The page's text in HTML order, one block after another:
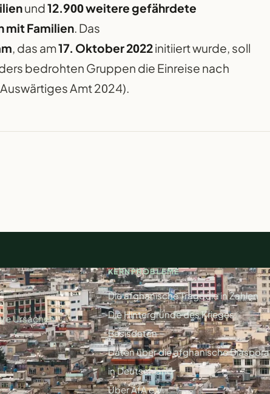
und12.900 weitere gefährdete
mit Familien. Das
, das am17. Oktober 2022initiiert wurde, soll
bedrohten Gruppen die Einreise nach
Amt 2024).
Ursachen
KERNPROBLEME
Die afghanische Tragödie in Zahlen
Die Hintergründe des Krieges
Basisdaten
Daten über die afghanische Diaspora
in Deutschland
Über AfA e.V.